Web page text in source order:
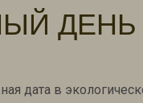
дата в